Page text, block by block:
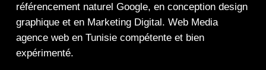
référencement naturel Google, en conception design
graphiqueet en Marketing Digital. Web Media
agence web en Tunisie compétente et bien
expérimenté.